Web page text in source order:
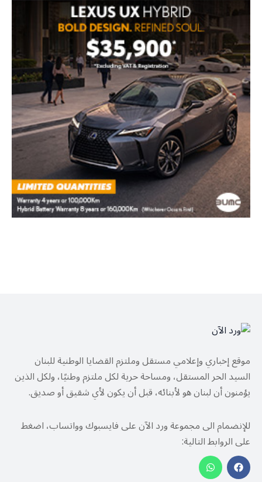
موقع إخباري وإعلامي مستقل وملتزم القضايا الوطنية للبنان
السيد الحر المستقل، ومساحة حرية لكل ملتزم وطنيًا، ولكل الذين
يؤمنون أن لبنان هو لأبنائه، قبل أن يكون لأي شقيق أو صديق.
للإنضمام الى مجموعة ورد الآن على فايسبوك وواتساب، اضغط
على الروابط التالية: